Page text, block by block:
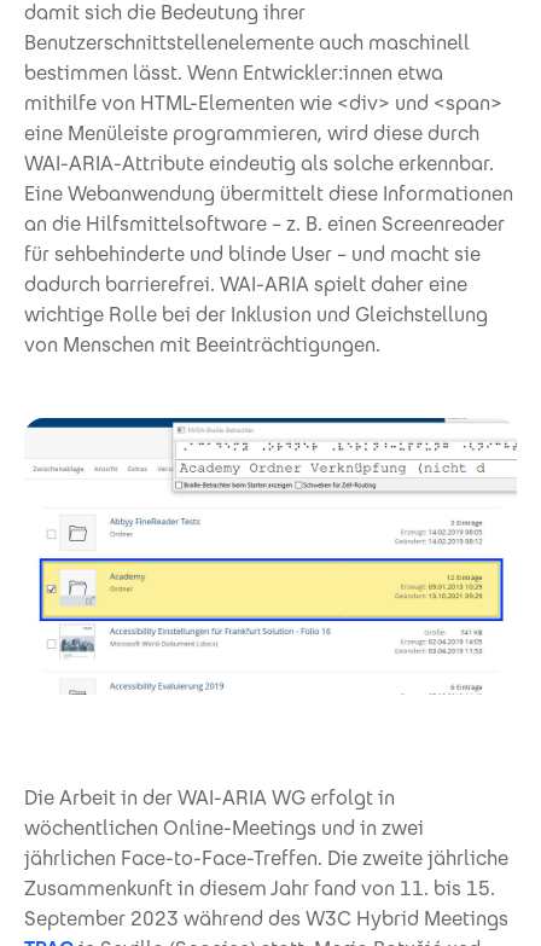
damit sich die Bedeutung ihrer
Benutzerschnittstellenelemente auch maschinell
bestimmen lässt. Wenn Entwickler:innen etwa
mithilfe von HTML-Elementen wie <div> und <span>
eine Menüleiste programmieren, wird diese durch
WAI-ARIA-Attribute eindeutig als solche erkennbar.
Eine Webanwendung übermittelt diese Informationen
an die Hilfsmittelsoftware – z. B. einen Screenreader
für sehbehinderte und blinde User – und macht sie
dadurch barrierefrei. WAI-ARIA spielt daher eine
wichtige Rolle bei der Inklusion und Gleichstellung
von Menschen mit Beeinträchtigungen.
Die Arbeit in der WAI-ARIA WG erfolgt in
wöchentlichen Online-Meetings und in zwei
jährlichen Face-to-Face-Treffen. Die zweite jährliche
Zusammenkunft in diesem Jahr fand von 11. bis 15.
September 2023 während des W3C Hybrid Meetings